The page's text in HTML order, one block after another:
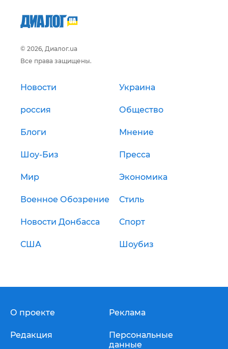
© 2026, Диалог.ua
Все права защищены.
Новости Украина
россия Общество
Блоги Мнение
Шоу-Биз Пресса
Мир Экономика
Военное Обозрение Стиль
Новости Донбасса Спорт
США Шоубиз
О проекте
Редакция
Реклама
Персональные
данные